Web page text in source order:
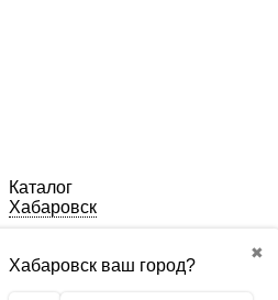
Каталог
Хабаровск
✖
Хабаровск ваш город?